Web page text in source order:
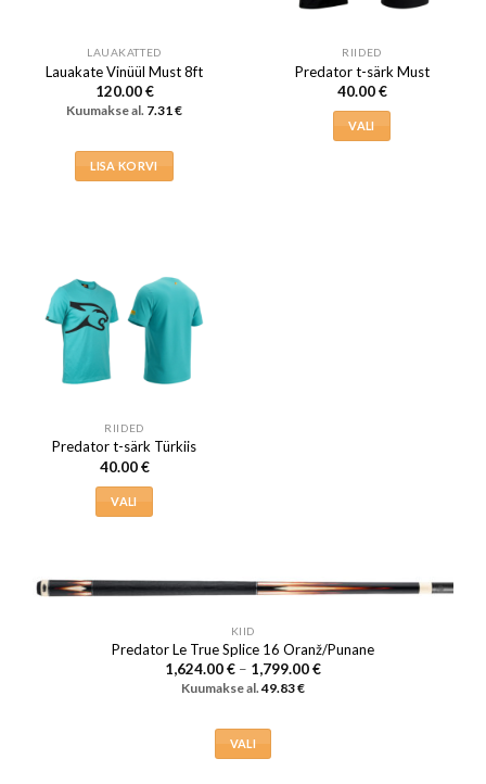
LAUAKATTED
Lauakate Vinüül Must 8ft
120.00€
Kuumakse al. 7.31 €
LISA KORVI
RIIDED
Predator t-särk Must
40.00€
VALI
RIIDED
Predator t-särk Türkiis
40.00€
VALI
mitu
Valikuid
KIID
Predator Le True Splice 16 Oranž/Punane
1,624.00€ – 1,799.00€Hinnavahemik:
Kuumakse al.49.83€
VALI